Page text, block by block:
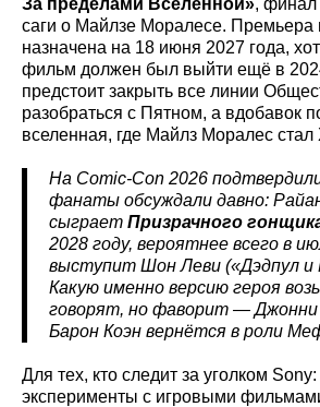
За пределами Вселенной», финал
саги о Майлзе Моралесе. Премьера
назначена на 18 июня 2027 года,
фильм должен был выйти ещё в
предстоит закрыть все линии
разобраться с Пятном, а вдобавок
вселенная, где Майлз Моралес
На Comic-Con 2026
фанаты обсуждали давно:
сыграет Призрачного
2028 году, вероятнее всего в
выступит Шон Леви («Дэдпул и
Какую именно версию героя
говорят, но фаворит —
Барон Коэн вернётся в роли
Для тех, кто следит за уголком
эксперименты с игровыми